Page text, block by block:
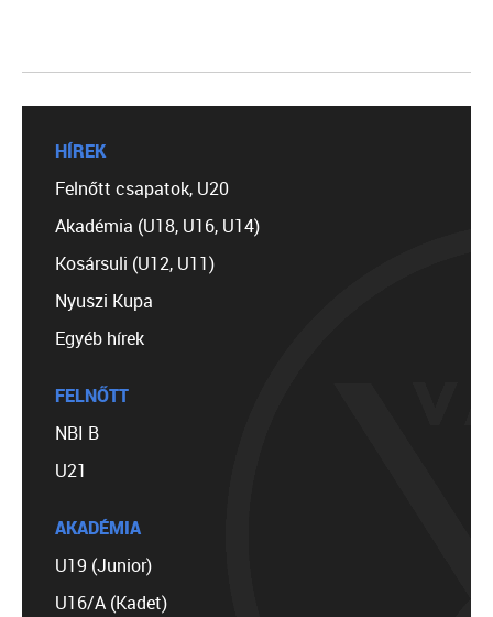
HÍREK
Felnőtt csapatok, U20
Akadémia (U18, U16, U14)
Kosársuli (U12, U11)
Nyuszi Kupa
Egyéb hírek
FELNŐTT
NBI B
U21
AKADÉMIA
U19 (Junior)
U16/A (Kadet)